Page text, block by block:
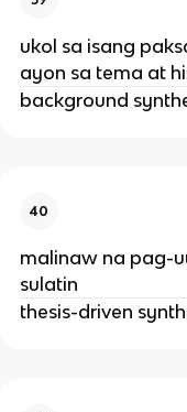
ukol sa isang
ayon sa tema at
background
40
malinaw na pag-
sulatin
thesis-driven